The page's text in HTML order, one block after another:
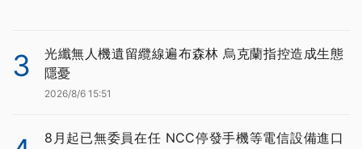
3
光纖無人機遺留纜線遍布森林 烏克蘭指控造成生態
隱憂
2026/8/6 15:51
8月起已無委員在任 NCC停發手機等電信設備進口